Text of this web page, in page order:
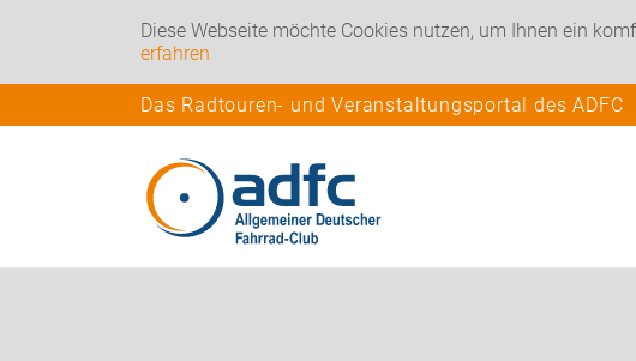
Diese Webseite möchte Cookies nutzen, um Ihnen ein
erfahren
Das Radtouren- und Veranstaltungsportal des ADFC